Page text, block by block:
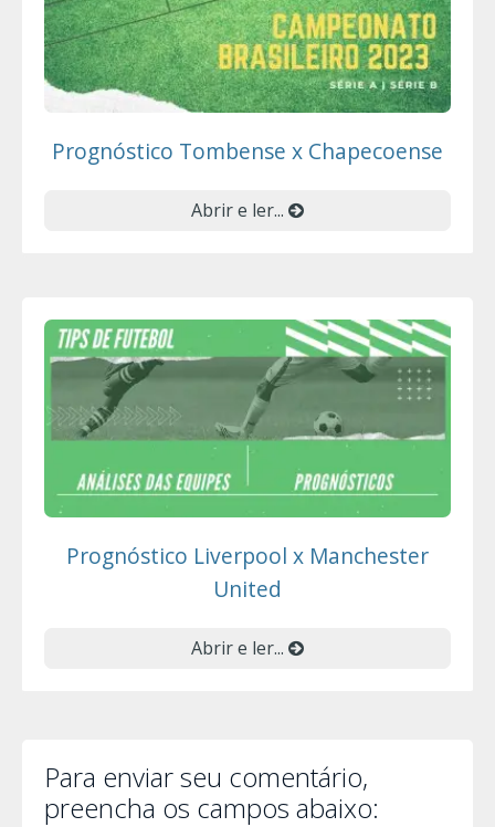
Prognóstico Tombense x Chapecoense
Abrir e ler...
Prognóstico Liverpool x Manchester
United
Abrir e ler...
Para enviar seu comentário,
preencha os campos abaixo: